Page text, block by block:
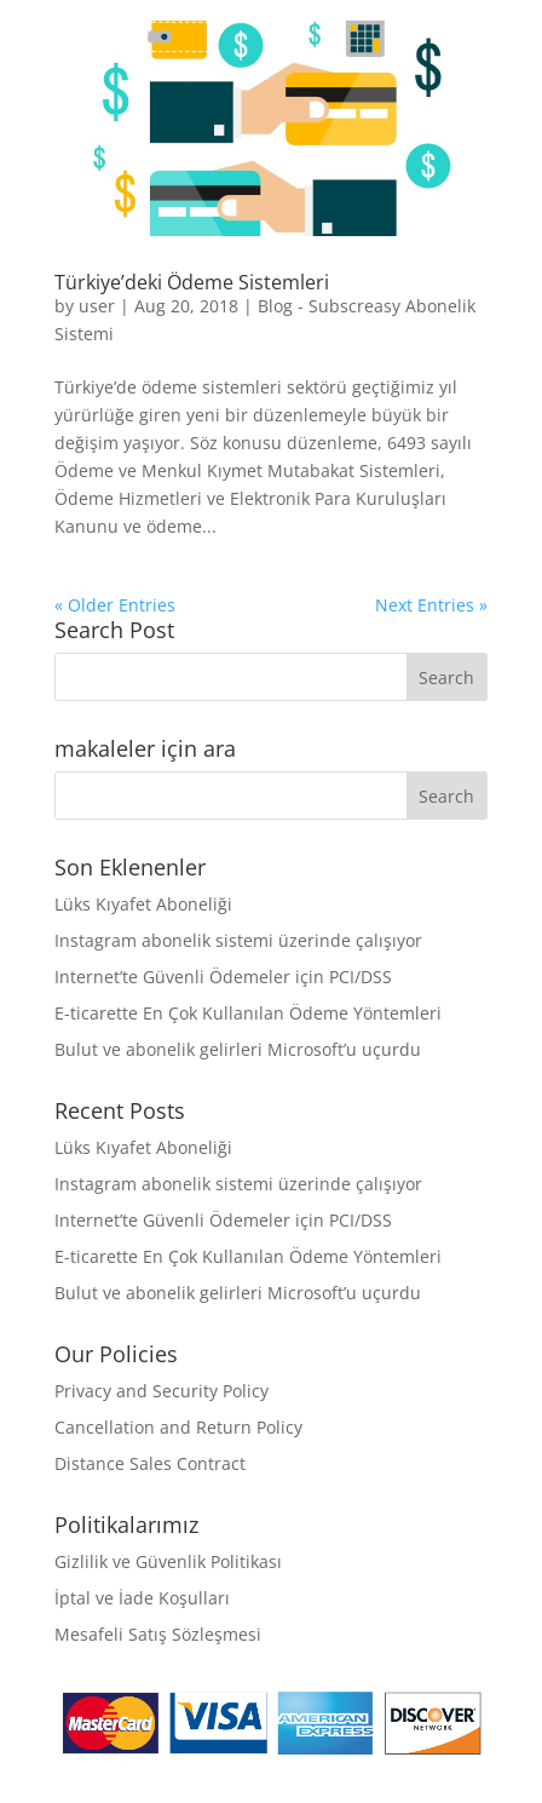
Türkiye’deki Ödeme Sistemleri
by user| Aug 20, 2018| Blog - Subscreasy Abonelik
Sistemi
Türkiye’de ödeme sistemleri sektörü geçtiğimiz yıl
yürürlüğe giren yeni bir düzenlemeyle büyük bir
değişim yaşıyor. Söz konusu düzenleme, 6493 sayılı
Ödeme ve Menkul Kıymet Mutabakat Sistemleri,
Ödeme Hizmetleri ve Elektronik Para Kuruluşları
Kanunu ve ödeme...
« Older Entries Next Entries »
Search Post
makaleler için ara
Son Eklenenler
Lüks Kıyafet Aboneliği
Instagram abonelik sistemi üzerinde çalışıyor
Internet’te Güvenli Ödemeler için PCI/DSS
E-ticarette En Çok Kullanılan Ödeme Yöntemleri
Bulut ve abonelik gelirleri Microsoft’u uçurdu
Recent Posts
Lüks Kıyafet Aboneliği
Instagram abonelik sistemi üzerinde çalışıyor
Internet’te Güvenli Ödemeler için PCI/DSS
E-ticarette En Çok Kullanılan Ödeme Yöntemleri
Bulut ve abonelik gelirleri Microsoft’u uçurdu
Our Policies
Privacy and Security Policy
Cancellation and Return Policy
Distance Sales Contract
Politikalarımız
Gizlilik ve Güvenlik Politikası
İptal ve İade Koşulları
Mesafeli Satış Sözleşmesi